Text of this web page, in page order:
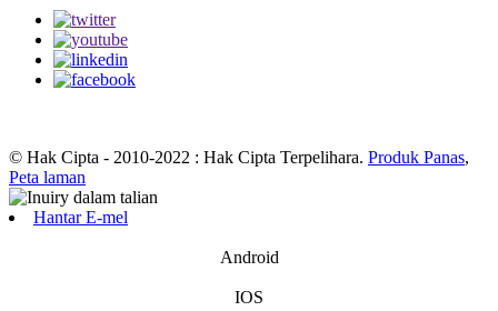
© Hak Cipta - 2010-2022 : Hak Cipta Terpelihara. Produk Panas,
Peta laman
Hantar E-mel
Android
IOS